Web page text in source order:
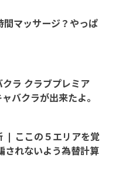
マッサージ？やっぱ
ラ クラブプレミア
バクラが出来たよ。
❘ ここの５エリアを覚
されないよう為替計算